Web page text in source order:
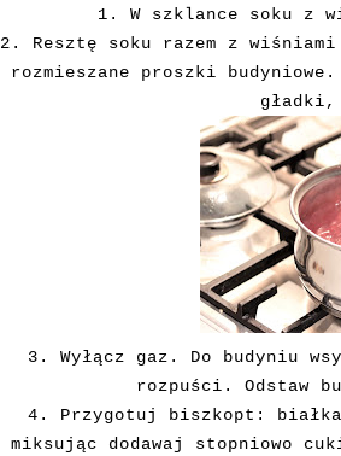
1. W szklance soku z
2. Resztę soku razem z
rozmieszane proszki
3. Wyłącz gaz. Do budyniu
rozpuści. Odstaw
4. Przygotuj biszkopt:
miksując dodawaj stopniowo